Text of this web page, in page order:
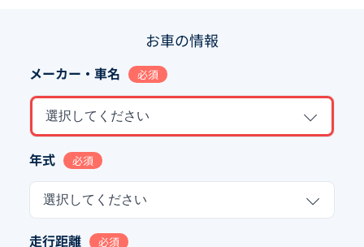
お車の情報
メーカー・車名 必須
選択してください
年式 必須
選択してください
走行距離 必須